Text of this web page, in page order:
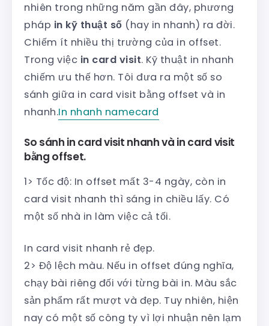
nhiên trong những năm gần đây, phương
pháp in kỹ thuật số (hay in nhanh) ra đời.
Chiếm ít nhiều thị trường của in offset.
Trong việc in card visit. Kỹ thuật in nhanh
chiếm ưu thế hơn. Tôi đưa ra một số so
sánh giữa in card visit bằng offset và in
nhanh.In nhanh namecard
So sánh in card visit nhanh và in card visit
bằng offset.
1> Tốc độ: In offset mất 3-4 ngày, còn in
card visit nhanh thì sáng in chiều lấy. Có
một số nhà in làm việc cả tối.
In card visit nhanh rẻ đẹp.
2> Độ lệch màu. Nếu in offset đúng nghĩa,
chạy bài riêng đối với từng bài in. Màu sắc
sản phẩm rất mượt và đẹp. Tuy nhiên, hiện
nay có một số công ty vì lợi nhuận nên lạm